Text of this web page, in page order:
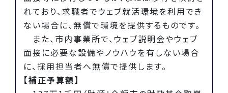
れており、求職者でウェブ就活環境を利用でき
ない場合に、無償で環境を提供するものです。
また、市内事業所で、ウェブ説明会やウェブ
面接に必要な設備やノウハウを有しない場合
に、採用担当者へ無償で提供します。
【補正予算額】